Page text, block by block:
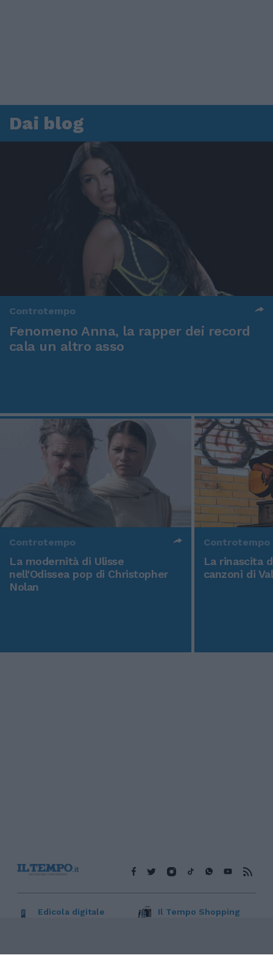
Dai blog
Controtempo
Fenomeno Anna, la rapper dei record
cala un altro asso
Controtempo
La modernità di Ulisse
nell'Odissea pop di Christopher
Nolan
Controtempo
La rinascita
canzoni di
Cookie Policy Privacy Policy Condizioni Generali
Edicola digitale Il Tempo Shopping